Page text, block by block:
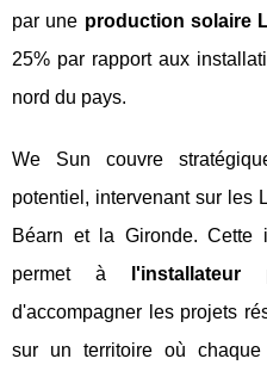
par une production solaire
25% par rapport aux
nord du pays.
We Sun couvre
potentiel, intervenant sur les
Béarn et la Gironde. Cette
permet à
l'installateur
d'accompagner les projets
sur un territoire où